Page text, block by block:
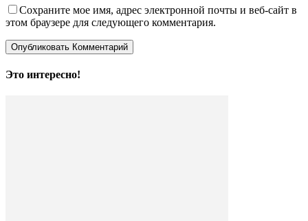
Сохраните мое имя, адрес электронной почты и веб-сайт в
этом браузере для следующего комментария.
Это интересно!